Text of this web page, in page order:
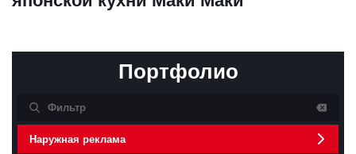
Портфолио
Наружная реклама